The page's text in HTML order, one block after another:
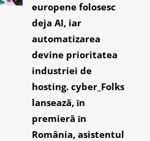
europene folosesc
deja AI, iar
automatizarea
devine prioritatea
industriei de
hosting. cyber_Folks
lansează, ȋn
premieră ȋn
România, asistentul